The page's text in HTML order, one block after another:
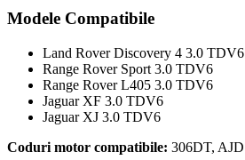
Modele Compatibile
Land Rover Discovery 4 3.0 TDV6
Range Rover Sport 3.0 TDV6
Range Rover L405 3.0 TDV6
Jaguar XF 3.0 TDV6
Jaguar XJ 3.0 TDV6
Coduri motor compatibile: 306DT, AJD